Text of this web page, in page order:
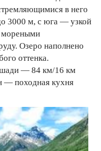
в него
3000 м, с юга — узкой
мореными
Озеро наполнено
оттенка.
— 84 км/16 км
— походная кухня